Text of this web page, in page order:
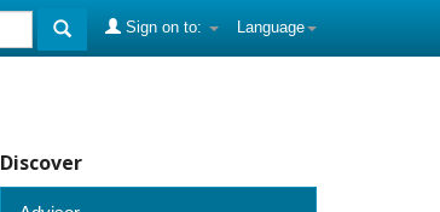
Language
Sign on to:
Discover